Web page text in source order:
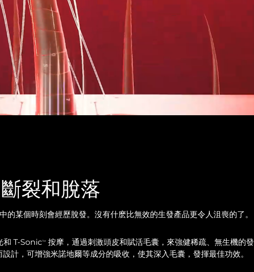
裂和脫落
的某個時刻會經歷脫發。沒有什麽比無效的生發產品更令人沮喪的了。
和 T-SonicTM
按摩，通過刺激頭皮和賦活毛囊，來強健稀疏、無生機的發
計，可增強米諾地爾等成分的吸收，使其深入毛囊，發揮最佳功效。